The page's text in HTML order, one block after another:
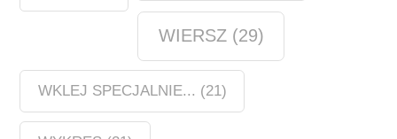
WIERSZ(29)
WKLEJ SPECJALNIE... (21)